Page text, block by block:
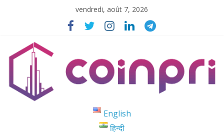
vendredi, août 7, 2026
English
हिन्दी